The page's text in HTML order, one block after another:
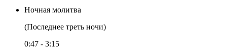
Ночная молитва
(Последнее треть ночи)
0:47 - 3:15